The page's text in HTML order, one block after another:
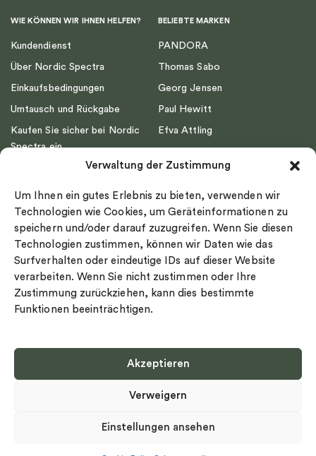
Verwaltung der Zustimmung
Um Ihnen ein gutes Erlebnis zu bieten, verwenden wir
Technologien wie Cookies, um Geräteinformationen zu
speichern und/oder darauf zuzugreifen. Wenn Sie diesen
Technologien zustimmen, können wir Daten wie das
Surfverhalten oder eindeutige IDs auf dieser Website
verarbeiten. Wenn Sie nicht zustimmen oder Ihre
Zustimmung zurückziehen, kann dies bestimmte
Funktionen beeinträchtigen.
Akzeptieren
Verweigern
Einstellungen ansehen
WIE KÖNNEN WIR IHNEN HELFEN?
Kundendienst
Über Nordic Spectra
Einkaufsbedingungen
Umtausch und Rückgabe
Kaufen Sie sicher bei Nordic
Spectra ein
Impressum
Ringgröße
Widerrufsrecht
Cookie-policy
Sekretesspolicy
BELIEBTE MARKEN
PANDORA
Thomas Sabo
Georg Jensen
Paul Hewitt
Efva Attling
Drakenberg Sjölin
Nordic Spectra
Select country
Datenschutz-Bestimmungen
Urheberrecht 2026 Nordic Spectra Alle Rechte vorbehalten